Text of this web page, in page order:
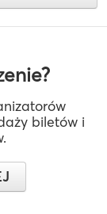
biletów i